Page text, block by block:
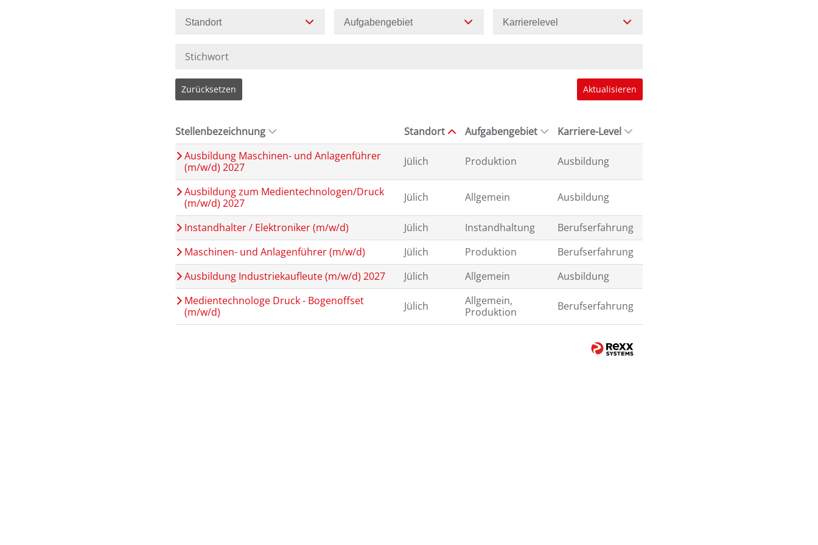
Standort Aufgabengebiet Karrierelevel
Zurücksetzen Aktualisieren
Stellenbezeichnung Standort Aufgabengebiet
Karriere-Level
Ausbildung Maschinen- und Anlagenführer
(m/w/d) 2027
Jülich Produktion Ausbildung
Ausbildung zum Medientechnologen/Druck
(m/w/d) 2027
Jülich Allgemein Ausbildung
Instandhalter / Elektroniker (m/w/d) Jülich Instandhaltung
Berufserfahrung
Maschinen- und Anlagenführer (m/w/d)
Jülich Produktion
Berufserfahrung
Ausbildung Industriekaufleute (m/w/d) 2027
Jülich Allgemein
Ausbildung
Medientechnologe Druck - Bogenoffset
(m/w/d)
Jülich
Allgemein,
Produktion
Berufserfahrung